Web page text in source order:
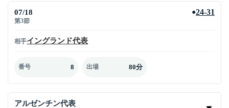
07/18
第3節
●24-31
相手イングランド代表
番号 8 出場 80分
アルゼンチン代表